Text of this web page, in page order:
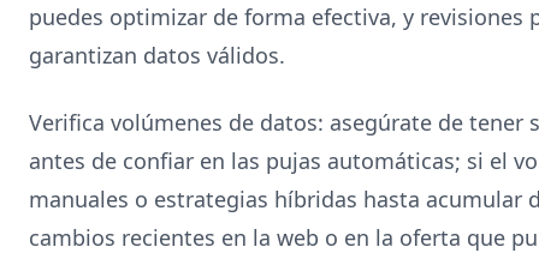
puedes optimizar de forma efectiva, y revisiones
garantizan datos válidos.
Verifica volúmenes de datos: asegúrate de tener
antes de confiar en las pujas automáticas; si el
manuales o estrategias híbridas hasta acumular
cambios recientes en la web o en la oferta que